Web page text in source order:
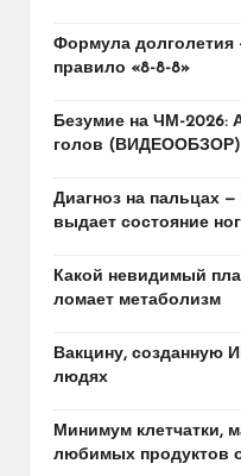
Формула долголетия
правило «8-8-8»
Безумие на ЧМ-2026:
голов (ВИДЕООБЗОР)
Диагноз на пальцах
выдает состояние
Какой невидимый
ломает метаболизм
Вакцину, созданную
людях
Минимум клетчатки,
любимых продуктов